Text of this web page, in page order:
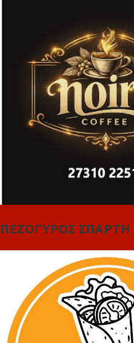
ΠΕΖΟΓΥΡΟΣ ΣΠΑΡΤΗ